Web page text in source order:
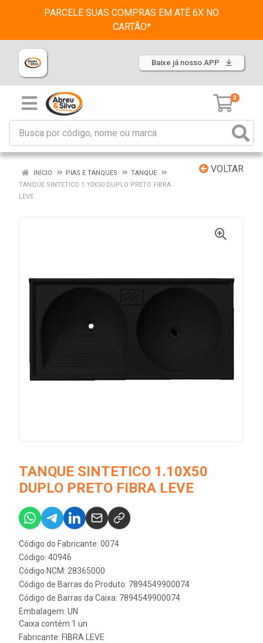
PARCELE SUAS COMPRAS EM ATÉ 6X NO
CARTÃO*
Baixe já nosso APP
0
VOLTAR
INÍCIO PIAS E TANQUES
TANQUE
TANQUE SINTETICO 1.10X50 DUPLO PRETO FIBRA
LEVE
TANQUE SINTETICO 1.10X50
DUPLO PRETO FIBRA LEVE
Código do Fabricante: 0074
Código: 40946
Código NCM: 28365000
Código de Barras do Produto: 7894549900074
Código de Barras da Caixa: 7894549900074
Embalagem: UN
Caixa contém 1 un
Fabricante: FIBRA LEVE